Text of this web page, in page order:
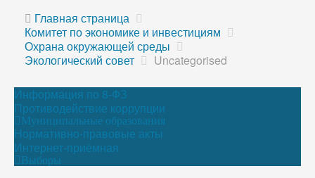
Главная страница
Комитет по экономике и инвестициям
Охрана окружающей среды
Экологический совет
Uncategorised
Информация по 8-ФЗ
Противодействие коррупции
Муниципальные образования
Нормативно-правовые акты
Интернет-приёмная
Выборы